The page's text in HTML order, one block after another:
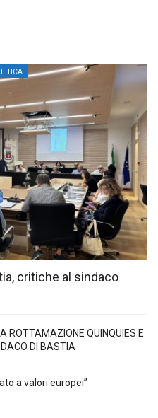
critiche al sindaco
ROTTAMAZIONE QUINQUIES E
DI BASTIA
a valori europei”